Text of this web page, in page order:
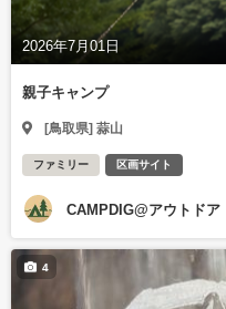
2026年7月01日
親子キャンプ
[鳥取県] 蒜山
ファミリー 区画サイト
CAMPDIG@アウトドア
4